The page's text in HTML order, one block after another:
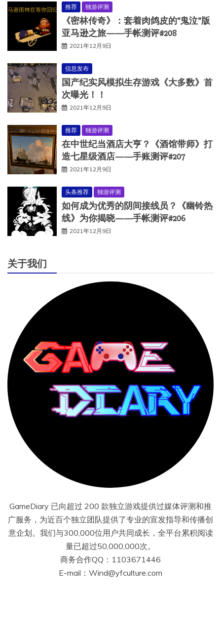
推荐 独游评测
《密林传奇》：套着肉鸽皮的“鬼泣”版
亚马逊之旅——手帐测评#208
2021年12月9日
信息发布
国产纪实风模拟生存游戏《大多数》首
次曝光！！
2021年12月9日
推荐 独游评测
在中世纪当酒店大亨？《酒馆带师》打
造七星级酒店——手账测评#207
2021年12月9日
头条推荐 独游评测
如何成为优秀的阴间接线员？《幽铃热
线》为你揭晓——手帐测评#206
2021年12月9日
关于我们
GameDiary 已向超过 200 款独立游戏提供过媒体评测和推
广服务，为近百个独立团队提供了专业的宣发指导和传播创
意企划。我们与300,000位用户共同成长，全平台累积阅读
量已超过50,000,000次。
商务合作QQ：1103671446
E-mail：Wind@yfculture.com